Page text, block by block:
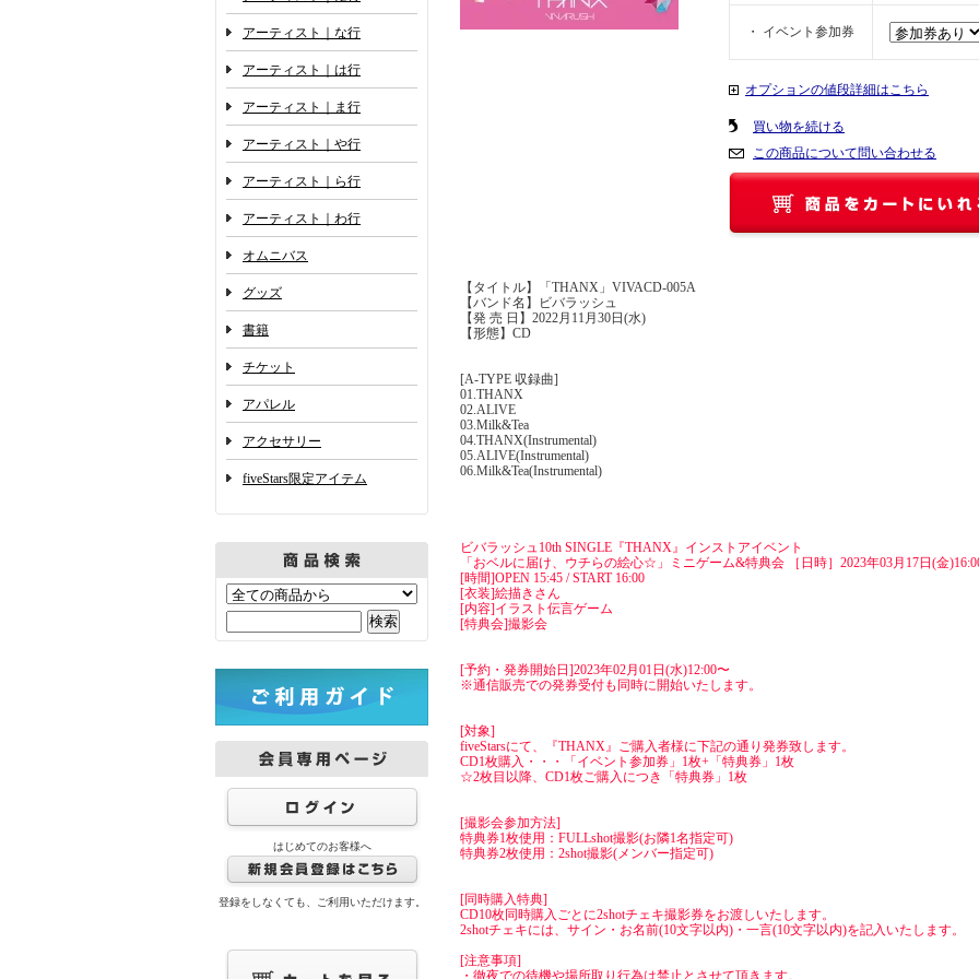
アーティスト｜な行
アーティスト｜は行
アーティスト｜ま行
アーティスト｜や行
アーティスト｜ら行
アーティスト｜わ行
オムニバス
グッズ
書籍
チケット
アパレル
アクセサリー
fiveStars限定アイテム
はじめてのお客様へ
登録をしなくても、ご利用いただけます。
・ イベント参加券
オプションの値段詳細はこちら
買い物を続ける
この商品について問い合わせる
【タイトル】「THANX」VIVACD-005A
【バンド名】ビバラッシュ
【発 売 日】2022月11月30日(水)
【形態】CD
[A-TYPE 収録曲]
01.THANX
02.ALIVE
03.Milk&Tea
04.THANX(Instrumental)
05.ALIVE(Instrumental)
06.Milk&Tea(Instrumental)
ビバラッシュ10th SINGLE『THANX』インストアイベント
「おベルに届け、ウチらの絵心☆」ミニゲーム&特典会 ［日時］2023年03月17日(金
[時間]OPEN 15:45 / START 16:00
[衣装]絵描きさん
[内容]イラスト伝言ゲーム
[特典会]撮影会
[予約・発券開始日]2023年02月01日(水)12:00〜
※通信販売での発券受付も同時に開始いたします。
[対象]
fiveStarsにて、『THANX』ご購入者様に下記の通り発券致します。
CD1枚購入・・・「イベント参加券」1枚+「特典券」1枚
☆2枚目以降、CD1枚ご購入につき「特典券」1枚
[撮影会参加方法]
特典券1枚使用：FULLshot撮影(お隣1名指定可)
特典券2枚使用：2shot撮影(メンバー指定可)
[同時購入特典]
CD10枚同時購入ごとに2shotチェキ撮影券をお渡しいたします。
2shotチェキには、サイン・お名前(10文字以内)・一言(10文字以内)を記入いたします。
[注意事項]
・徹夜での待機や場所取り行為は禁止とさせて頂きます。